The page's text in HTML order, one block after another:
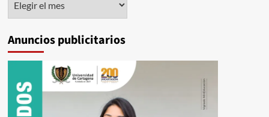
Anuncios publicitarios